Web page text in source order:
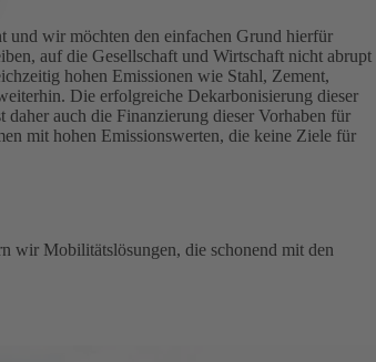
und wir möchten den einfachen Grund hierfür
auf die Gesellschaft und Wirtschaft nicht abrupt
hohen Emissionen wie Stahl, Zement,
Die erfolgreiche Dekarbonisierung dieser
auch die Finanzierung dieser Vorhaben für
mit hohen Emissionswerten, die keine Ziele für
wir Mobilitätslösungen, die schonend mit den